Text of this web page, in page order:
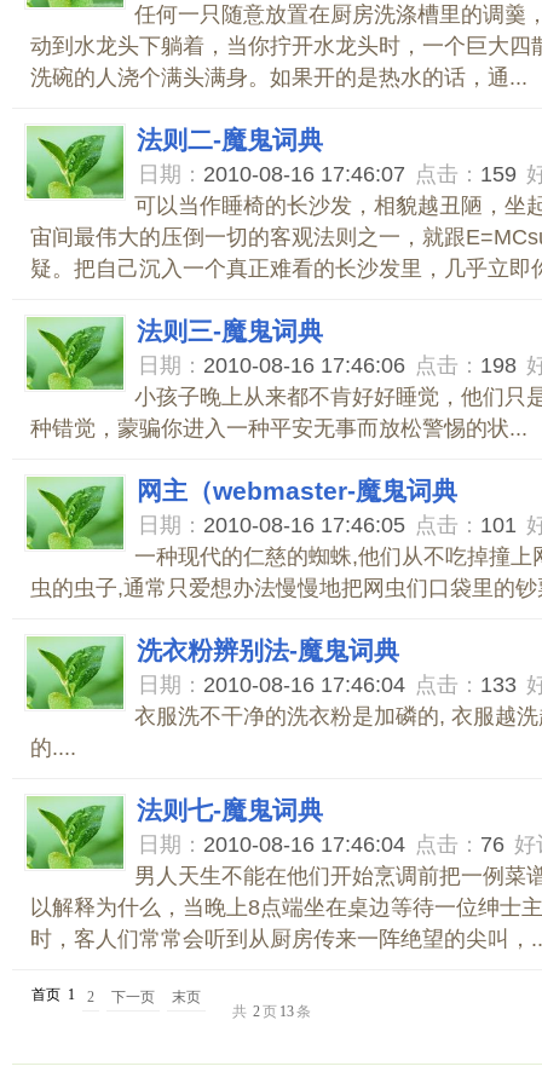
任何一只随意放置在厨房洗涤槽里的调羹
动到水龙头下躺着，当你拧开水龙头时，一个巨大四
洗碗的人浇个满头满身。如果开的是热水的话，通...
法则二-魔鬼词典
日期： 2010-08-16 17:46:07 点击： 159
可以当作睡椅的长沙发，相貌越丑陋，坐
宙间最伟大的压倒一切的客观法则之一，就跟
疑。把自己沉入一个真正难看的长沙发里，几乎立即
法则三-魔鬼词典
日期： 2010-08-16 17:46:06 点击： 198
小孩子晚上从来都不肯好好睡觉，他们只
种错觉，蒙骗你进入一种平安无事而放松警惕的状...
网主（webmaster-魔鬼词典
日期： 2010-08-16 17:46:05 点击： 101
一种现代的仁慈的蜘蛛,他们从不吃掉撞上
虫的虫子,通常只爱想办法慢慢地把网虫们口袋里的
洗衣粉辨别法-魔鬼词典
日期： 2010-08-16 17:46:04 点击： 133
衣服洗不干净的洗衣粉是加磷的, 衣服越
的....
法则七-魔鬼词典
日期： 2010-08-16 17:46:04 点击： 76 好
男人天生不能在他们开始烹调前把一例菜
以解释为什么，当晚上8点端坐在桌边等待一位绅士
时，客人们常常会听到从厨房传来一阵绝望的尖叫，
首页 1 2 下一页
末页
共 2页 13条